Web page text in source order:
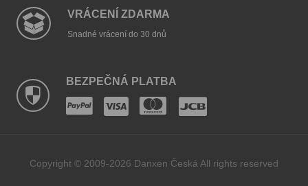
VRÁCENÍ ZDARMA
Snadné vrácení do 30 dnů
BEZPEČNÁ PLATBA
Copyright © 2009-2026 Danxen Česká All rights reserved